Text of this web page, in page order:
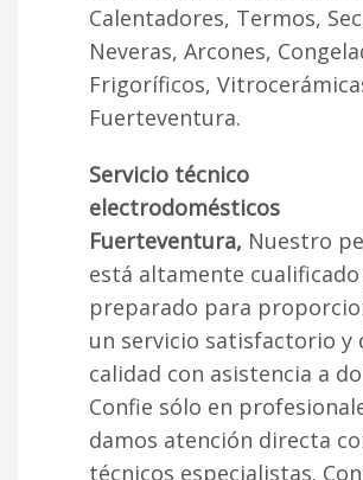
Calentadores, Termos,
Neveras, Arcones,
Frigoríficos,
Fuerteventura.
Servicio técnico
electrodomésticos
Fuerteventura, Nuestro
está altamente cualificado
preparado para
un servicio satisfactorio y
calidad con asistencia a
Confie sólo en
damos atención directa
técnicos especialistas.